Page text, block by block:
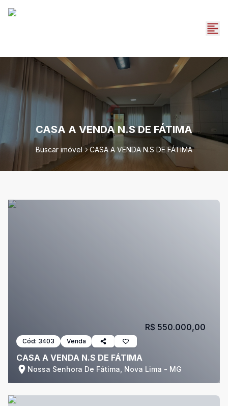
CASA A VENDA N.S DE FÁTIMA
Buscar imóvel CASA A VENDA N.S DE FÁTIMA
Cód: 3403 Venda
CASA A VENDA N.S DE FÁTIMA
Nossa Senhora De Fátima, Nova Lima - MG
R$ 550.000,00